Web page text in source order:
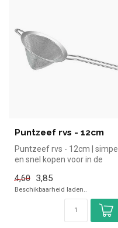
Puntzeef rvs - 12cm
Puntzeef rvs - 12cm | simpel
en snel kopen voor in de
4,60
3,85
Beschikbaarheid laden..